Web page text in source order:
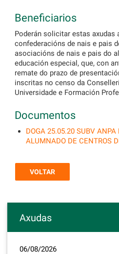
Beneficiarios
Poderán solicitar estas axudas
confederacións de nais e pais
asociacións de nais e pais do
educación especial, que, con
remate do prazo de
inscritas no censo da
Universidade e Formación
Documentos
DOGA 25.05.20 SUBV ANPA
ALUMNADO DE CENTROS
VOLTAR
Axudas
06/08/2026